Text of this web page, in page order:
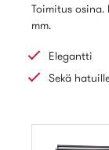
Toimitus osina.
mm.
Elegantti
Sekä